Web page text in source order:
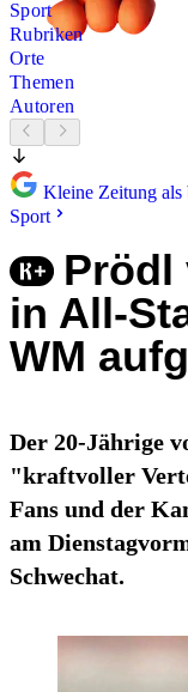
Sport
Rubriken
Orte
Themen
Autoren
Kleine Zeitung als
Sport
Prödl
in All-
WM
Der 20-Jährige
"kraftvoller
Fans und der
am
Schwechat.